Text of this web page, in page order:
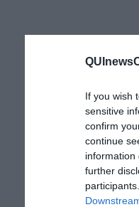
If you wish
sensitive
confirm
continue
information
further